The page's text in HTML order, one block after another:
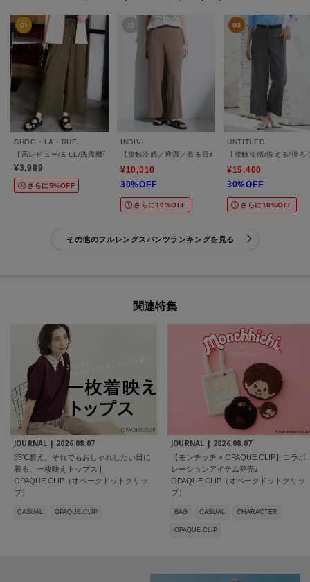
SHOO・LA・RUE
【高レビュー/S-LL/洗濯機可/セットアップ可】着丈選べる 軽凛(かろりん) ひんやりフ
¥3,989
さらに5%OFF
INDIVI
【接触冷感／透湿／着る日傘】イージーワイドパンツ
¥10,010
30%OFF
さらに10%OFF
UNTITLED
【接触冷感/洗える/後
¥15,400
30%OFF
さらに10%OFF
その他のフルレングスパンツランキングを見る
関連特集
JOURNAL | 2026.08.07
35℃超え。それでもおしゃれしたい日に
着る、一枚映えトップス |
OPAQUE.CLIP（オペークドットクリッ
プ）
CASUAL OPAQUE.CLIP
JOURNAL | 2026.08.07
【モンチッチ × OPAQUE.CLIP】コラボ
レーションアイテム発売♪ |
OPAQUE.CLIP（オペークドットクリッ
プ）
BAG CASUAL CHARACTER
OPAQUE.CLIP